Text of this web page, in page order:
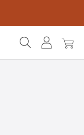
MonMon